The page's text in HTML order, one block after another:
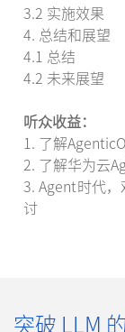
3.2 实施效果
4. 总结和展望
4.1 总结
4.2 未来展望
听众收益：
1. 了解
2. 了解华为云
3. Agent时代
讨
突破 LLM